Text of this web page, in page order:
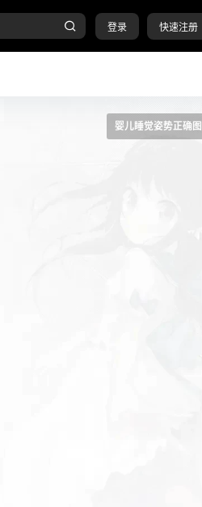
登录 快速注册
婴儿睡觉姿势正确图